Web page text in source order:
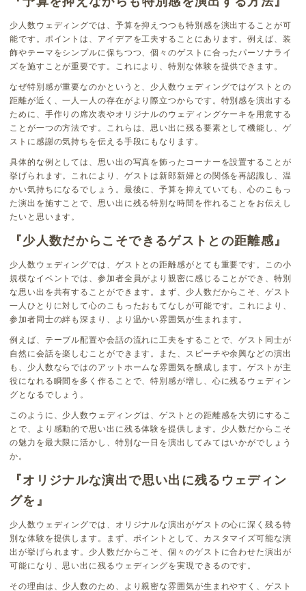
少人数ウェディングでは、予算を抑えつつも特別感を演出することが可
能です。ポイントは、アイデアを工夫することにあります。例えば、装
飾やテーマをシンプルに保ちつつ、個々のゲストに合ったパーソナライ
ズを施すことが重要です。これにより、特別な体験を提供できます。
なぜ特別感が重要なのかというと、少人数ウェディングではゲストとの
距離が近く、一人一人の存在がより際立つからです。特別感を演出する
ために、手作りの席次表やオリジナルのウェディングケーキを用意する
ことが一つの方法です。これらは、思い出に残る要素として機能し、ゲ
ストに感謝の気持ちを伝える手段にもなります。
具体的な例としては、思い出の写真を飾ったコーナーを設置することが
挙げられます。これにより、ゲストは新郎新婦との関係を再認識し、温
かい気持ちになるでしょう。最後に、予算を抑えていても、心のこもっ
た演出を施すことで、思い出に残る特別な時間を作れることをお伝えし
たいと思います。
『少人数だからこそできるゲストとの距離感』
少人数ウェディングでは、ゲストとの距離感がとても重要です。この小
規模なイベントでは、参加者全員がより親密に感じることができ、特別
な思い出を共有することができます。まず、少人数だからこそ、ゲスト
一人ひとりに対して心のこもったおもてなしが可能です。これにより、
参加者同士の絆も深まり、より温かい雰囲気が生まれます。
例えば、テーブル配置や会話の流れに工夫をすることで、ゲスト同士が
自然に会話を楽しむことができます。また、スピーチや余興などの演出
も、少人数ならではのアットホームな雰囲気を醸成します。ゲストが主
役になれる瞬間を多く作ることで、特別感が増し、心に残るウェディン
グとなるでしょう。
このように、少人数ウェディングは、ゲストとの距離感を大切にするこ
とで、より感動的で思い出に残る体験を提供します。少人数だからこそ
の魅力を最大限に活かし、特別な一日を演出してみてはいかがでしょう
か。
『オリジナルな演出で思い出に残るウェディン
グを』
少人数ウェディングでは、オリジナルな演出がゲストの心に深く残る特
別な体験を提供します。まず、ポイントとして、カスタマイズ可能な演
出が挙げられます。少人数だからこそ、個々のゲストに合わせた演出が
可能になり、思い出に残るウェディングを実現できるのです。
その理由は、少人数のため、より親密な雰囲気が生まれやすく、ゲスト